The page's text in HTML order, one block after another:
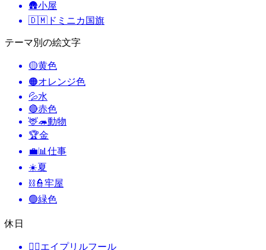
🛖小屋
🇩🇲 ドミニカ国旗
テーマ別の絵文字
🟡黄色
🟠オレンジ色
💦水
🔴赤色
🦌🦔動物
🏆金
💼📊 仕事
☀️夏
⛓️👮牢屋
🟢緑色
休日
🙆‍♂️エイプリルフール